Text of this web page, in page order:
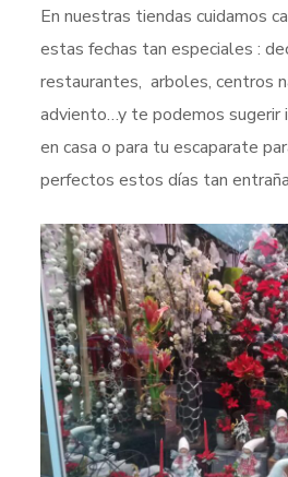
En nuestras tiendas cuidamos
estas fechas tan especiales :
restaurantes, arboles, centros
adviento…y te podemos sugerir
en casa o para tu escaparate
perfectos estos días tan